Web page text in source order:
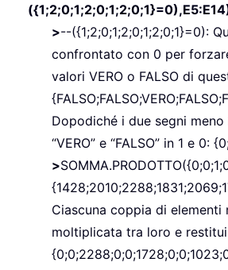
>--({1;2;0;1;2;0;1;2;0;1}=0):
confrontato con 0 per
valori VERO o FALSO di
Dopodiché i due segni
“VERO” e “FALSO” in 1 e 0:
>
Ciascuna coppia di elementi
moltiplicata tra loro e